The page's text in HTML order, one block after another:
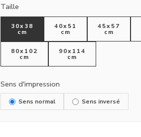
Taille
30x38
cm
40x51
cm
45x57
cm
80x102
cm
90x114
cm
Sens d'impression
Sens normal Sens inversé